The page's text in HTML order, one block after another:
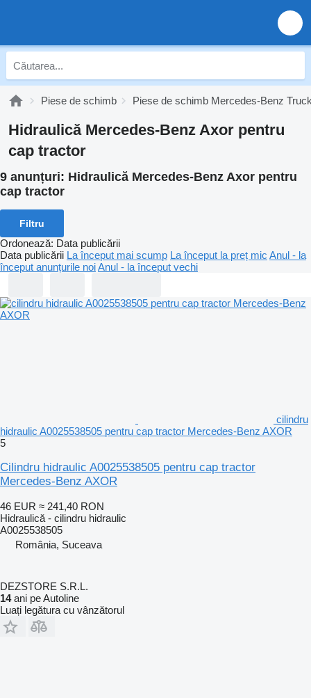
Piese de schimb Piese de schimb Mercedes-Benz
Hidraulică Mercedes-Benz Axor pentru
cap tractor
9 anunțuri: Hidraulică Mercedes-Benz Axor pentru
cap tractor
Filtru
Ordonează: Data publicării
Data publicării La început mai scump La început la preț mic Anul - la
început anunțurile noiAnul - la început vechi
cilindru
hidraulic A0025538505 pentru cap tractor Mercedes-Benz AXOR
5
Cilindru hidraulic A0025538505 pentru cap tractor
Mercedes-Benz AXOR
46 EUR ≈ 241,40 RON
Hidraulică - cilindru hidraulic
A0025538505
România, Suceava
DEZSTORE S.R.L.
14ani pe Autoline
Luați legătura cu vânzătorul